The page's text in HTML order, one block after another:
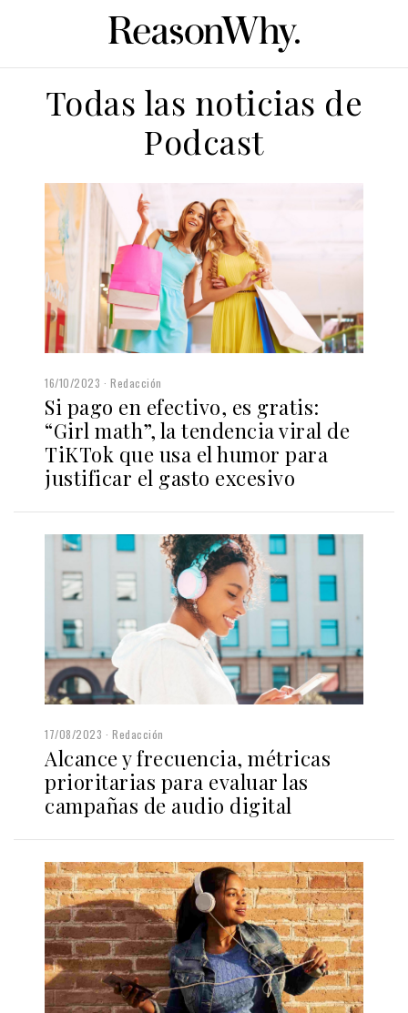
Todas las noticias de
Podcast
16/10/2023 Redacción
Si pago en efectivo, es gratis:
“Girl math”, la tendencia viral de
TiKTok que usa el humor para
justificar el gasto excesivo
17/08/2023 Redacción
Alcance y frecuencia, métricas
prioritarias para evaluar las
campañas de audio digital